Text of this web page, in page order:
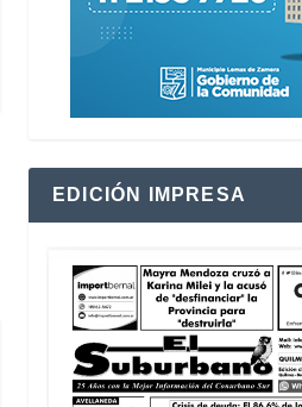
EDICIÓN IMPRESA